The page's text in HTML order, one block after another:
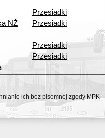
Przesiadki
NŻ
Przesiadki
Przesiadki
Przesiadki
ich bez pisemnej zgody MPK-